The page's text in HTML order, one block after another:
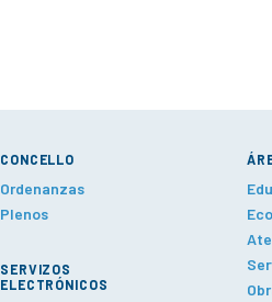
CONCELLO
Ordenanzas
Plenos
SERVIZOS
ELECTRÓNICOS